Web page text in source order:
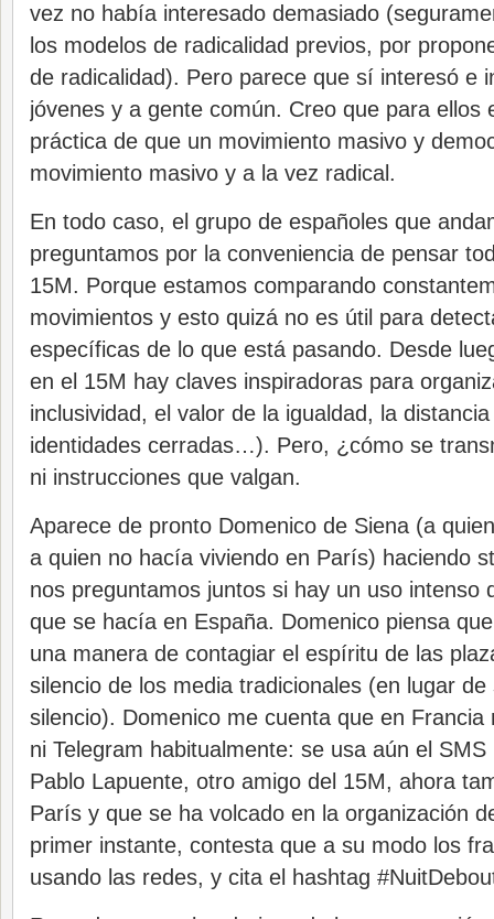
vez no había interesado demasiado
los modelos de radicalidad previos, por
de radicalidad). Pero parece que sí interesó e
jóvenes y a gente común. Creo que para ellos
práctica de que un movimiento masivo y
movimiento masivo y a la vez radical.
En todo caso, el grupo de españoles que
preguntamos por la conveniencia de pensar
15M. Porque estamos comparando
movimientos y esto quizá no es útil para
específicas de lo que está pasando. Desde
en el 15M hay claves inspiradoras para
inclusividad, el valor de la igualdad, la
identidades cerradas…). Pero, ¿cómo se
ni instrucciones que valgan.
Aparece de pronto Domenico de Siena (a
a quien no hacía viviendo en París) haciendo
nos preguntamos juntos si hay un uso intenso
que se hacía en España. Domenico piensa
una manera de contagiar el espíritu de las
silencio de los media tradicionales (en lugar
silencio). Domenico me cuenta que en Francia
ni Telegram habitualmente: se usa aún el
Pablo Lapuente, otro amigo del 15M, ahora
París y que se ha volcado en la organización
primer instante, contesta que a su modo los
usando las redes, y cita el hashtag